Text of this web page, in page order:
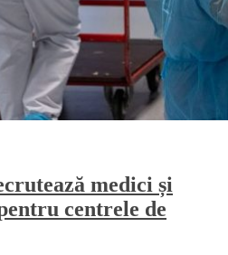
medici și
centrele de